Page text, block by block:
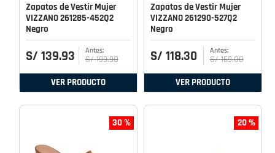
Zapatos de Vestir Mujer
VIZZANO 261285-452Q2
Negro
S/ 139.93 S/ 199.90
VER PRODUCTO
Zapatos de Vestir Mujer
VIZZANO 261290-527Q2
Negro
S/ 118.30 S/ 169.00
VER PRODUCTO
30 % 20 %